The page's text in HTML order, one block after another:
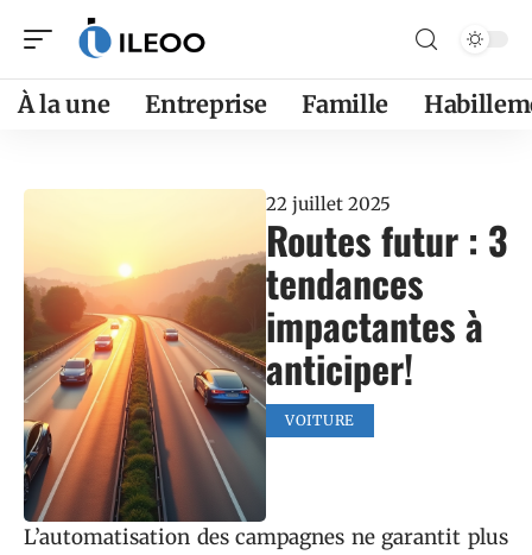
À la une Entreprise Famille
22 juillet 2025
Routes futur : 3
tendances
impactantes à
anticiper!
VOITURE
L’automatisation des campagnes ne garantit plus